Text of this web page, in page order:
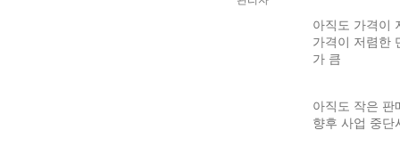
아직도 가격이
가격이 저렴한
가 큼
아직도 작은 판
향후 사업 중단